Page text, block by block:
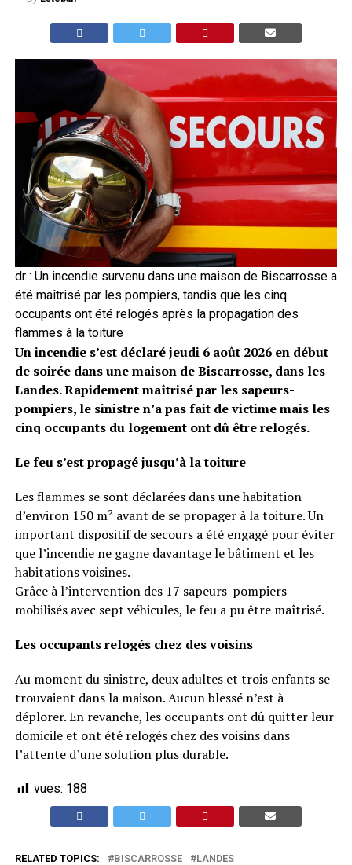
dr : Un incendie survenu dans une maison de Biscarrosse a
été maîtrisé par les pompiers, tandis que les cinq
occupants ont été relogés après la propagation des
flammes à la toiture
Un incendie s’est déclaré jeudi 6 août 2026 en début
de soirée dans une maison de Biscarrosse, dans les
Landes. Rapidement maîtrisé par les sapeurs-
pompiers, le sinistre n’a pas fait de victime mais les
cinq occupants du logement ont dû être relogés.
Le feu s’est propagé jusqu’à la toiture
Les flammes se sont déclarées dans une habitation
d’environ 150 m² avant de se propager à la toiture. Un
important dispositif de secours a été engagé pour éviter
que l’incendie ne gagne davantage le bâtiment et les
habitations voisines.
Grâce à l’intervention des 17 sapeurs-pompiers
mobilisés avec sept véhicules, le feu a pu être maîtrisé.
Les occupants relogés chez des voisins
Au moment du sinistre, deux adultes et trois enfants se
trouvaient dans la maison. Aucun blessé n’est à
déplorer. En revanche, les occupants ont dû quitter leur
domicile et ont été relogés chez des voisins dans
l’attente d’une solution plus durable.
vues: 188
RELATED TOPICS: BISCARROSSE LANDES